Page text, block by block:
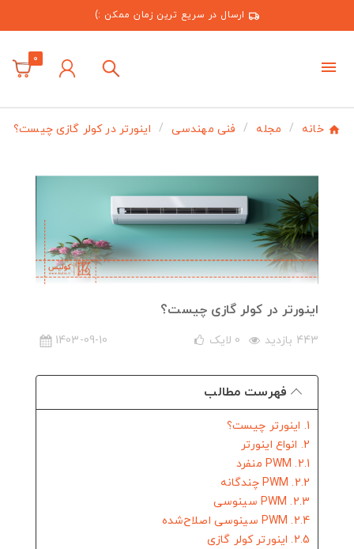
ارسال در سریع ترین زمان ممکن :)
0
خانه مجله فنی مهندسی اینورتر در کولر گازی چیست؟
اینورتر در کولر گازی چیست؟
443 بازدید 0 لایک 1403-09-10
فهرست مطالب
1. اینورتر چیست؟
2. انواع اینورتر
2.1. PWM منفرد
2.2. PWM چندگانه
2.3. PWM سینوسی
2.4. PWM سینوسی اصلاح‌شده
2.5. اینورتر کولر گازی